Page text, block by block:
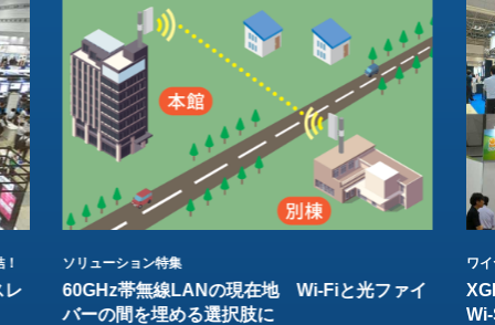
レ
ソリューション特集
60GHz帯無線LANの現在地 Wi-Fiと光ファイ
バーの間を埋める選択肢に
ワ